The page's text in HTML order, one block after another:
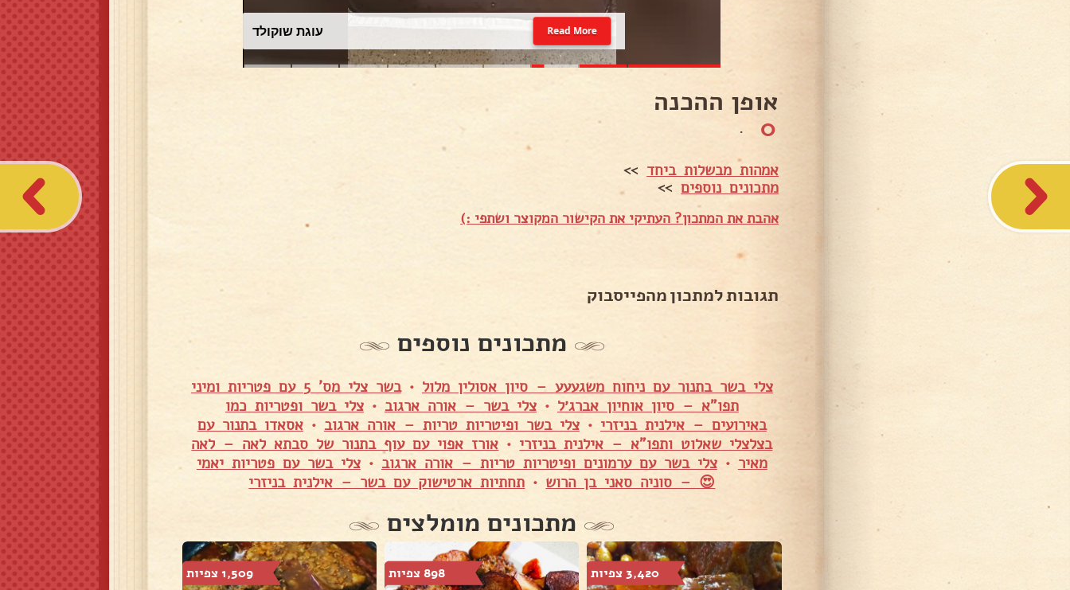
עוגת שוקולד Read More
אופן ההכנה
0
.
אמהות מבשלות ביחד >>
מתכונים נוספים>>
אהבת את המתכון? העתיקי את הקישור המקוצר ושתפי :)
תגובות למתכון מהפייסבוק
מתכונים נוספים
צלי בשר בתנור עם ניחוח משגעעע – סיון אסולין מלול •
בשר צלי מס' 5 עם פטריות ומיני
תפו"א – סיון אוחיון אברג׳ל •צלי בשר – אורה ארגוב •צלי בשר ופטריות כמו
באירועים – אילנית בניזרי •צלי בשר ופיטריות טריות – אורה ארגוב •אסאדו בתנור עם
בצלצלי שאלוט ותפו"א – אילנית בניזרי • אורז אפוי עם עוף בתנור של סבתא לאה – לאה
מאיר •צלי בשר עם ערמונים ופיטריות טריות – אורה ארגוב •צלי בשר עם פטריות יאמי
😍 – סוניה סאני בן הרוש • תחתיות ארטישוק עם בשר – אילנית בניזרי
מתכונים מומלצים
3,420 צפיות 898 צפיות 1,509 צפיות